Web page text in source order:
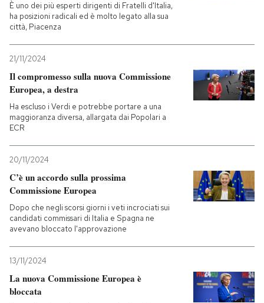
È uno dei più esperti dirigenti di Fratelli d'Italia,
ha posizioni radicali ed è molto legato alla sua
città, Piacenza
21/11/2024
Il compromesso sulla nuova Commissione
Europea, a destra
Ha escluso i Verdi e potrebbe portare a una
maggioranza diversa, allargata dai Popolari a
ECR
20/11/2024
C’è un accordo sulla prossima
Commissione Europea
Dopo che negli scorsi giorni i veti incrociati sui
candidati commissari di Italia e Spagna ne
avevano bloccato l'approvazione
13/11/2024
La nuova Commissione Europea è
bloccata